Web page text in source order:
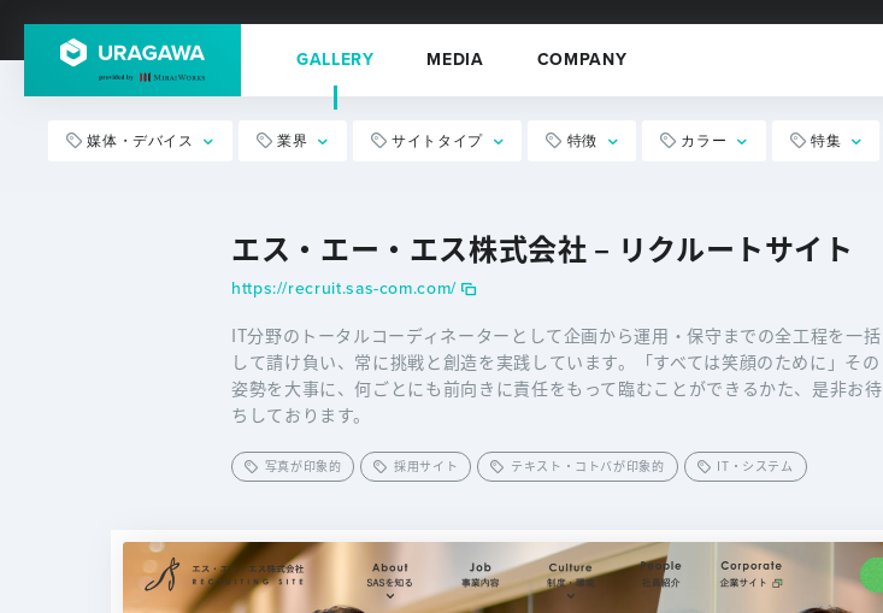
GALLERY MEDIA COMPANY
媒体・デバイス 業界 サイトタイプ 特徴 カラー 特集
エス・エー・エス株式会社 – リクルートサイト
https://recruit.sas-com.com/
IT分野のトータルコーディネーターとして企画から運用・保守までの全工程を一括
して請け負い、常に挑戦と創造を実践しています。「すべては笑顔のために」その
姿勢を大事に、何ごとにも前向きに責任をもって臨むことができるかた、是非お待
ちしております。
写真が印象的 採用サイト テキスト・コトバが印象的 IT・システム